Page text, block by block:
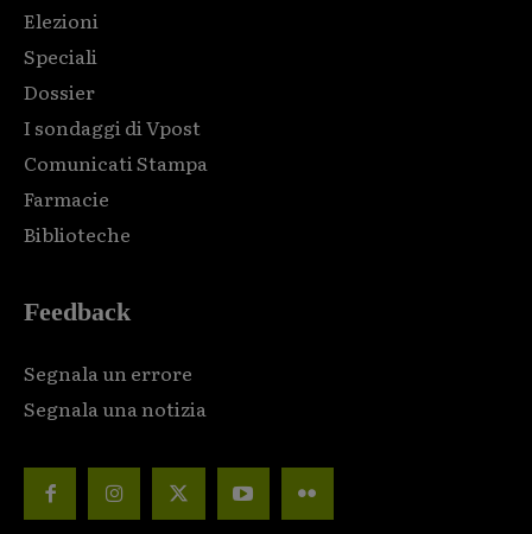
Elezioni
Speciali
Dossier
I sondaggi di Vpost
Comunicati Stampa
Farmacie
Biblioteche
Feedback
Segnala un errore
Segnala una notizia